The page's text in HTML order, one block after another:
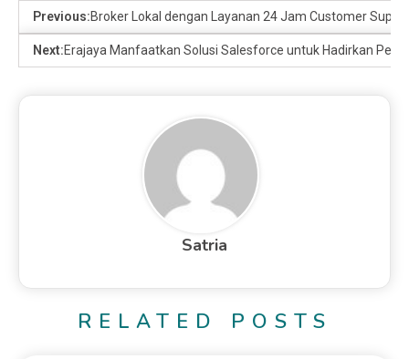
Previous:Broker Lokal dengan Layanan 24 Jam Customer
Next:Erajaya Manfaatkan Solusi Salesforce untuk Hadirkan
Satria
RELATED POSTS